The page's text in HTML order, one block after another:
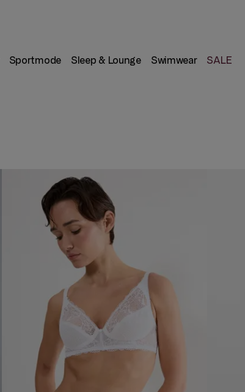
Sportmode Sleep & Lounge Swimwear SALE